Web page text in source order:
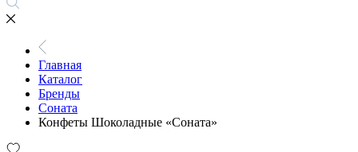
Главная
Каталог
Бренды
Соната
Конфеты Шоколадные «Соната»